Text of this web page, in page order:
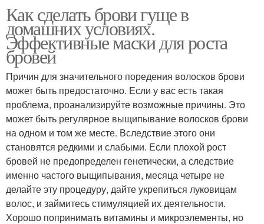
Как сделать брови гуще в
домашних условиях.
Эффективные маски для роста
бровей
Причин для значительного поредения волосков брови
может быть предостаточно. Если у вас есть такая
проблема, проанализируйте возможные причины. Это
может быть регулярное выщипывание волосков брови
на одном и том же месте. Вследствие этого они
становятся редкими и слабыми. Если плохой рост
бровей не предопределен генетически, а следствие
именно частого выщипывания, месяца четыре не
делайте эту процедуру, дайте укрепиться луковицам
волос, и займитесь стимуляцией их деятельности.
Хорошо попринимать витамины и микроэлементы, но